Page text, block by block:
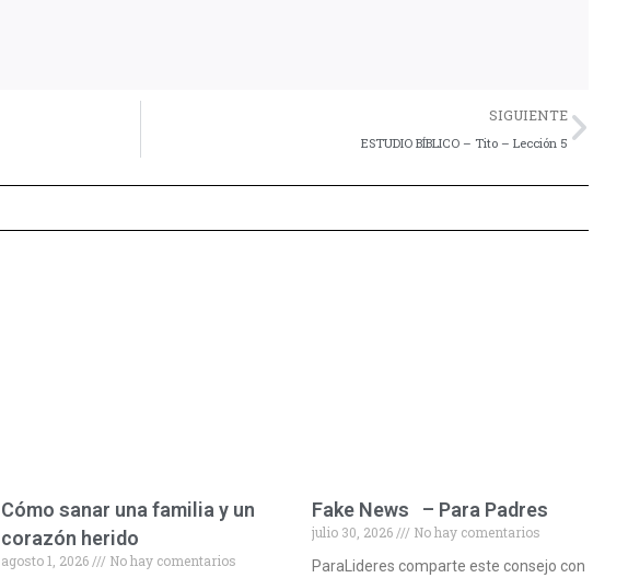
SIGUIENTE
ESTUDIO BÍBLICO – Tito – Lección 5
Cómo sanar una familia y un
corazón herido
agosto 1, 2026
No hay comentarios
Fake News – Para Padres
julio 30, 2026
No hay comentarios
ParaLideres comparte este consejo con